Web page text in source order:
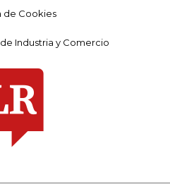
de Cookies
Industria y Comercio